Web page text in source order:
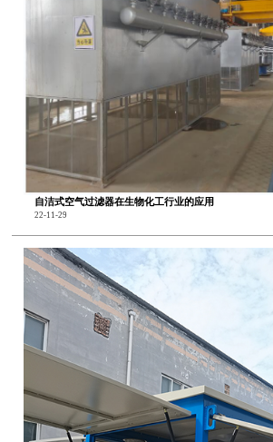
自洁式空气过滤器在生物化工行业的应用
22-11-29